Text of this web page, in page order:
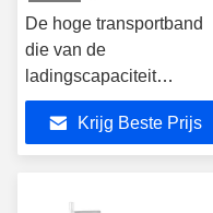
De hoge transportband
die van de
ladingscapaciteit
wegen
Krijg Beste Prijs